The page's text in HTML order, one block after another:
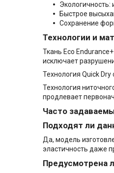
Экологичность:
Быстрое
Сохранение
Технологии и
Ткань Eco
исключает
Технология Quick
Технология
продлевает
Часто
Подходят ли
Да, модель
эластичность даже
Предусмотрена